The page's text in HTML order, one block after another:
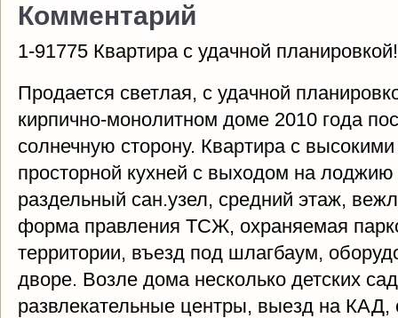
Комментарий
1-91775 Квартира с удачной планировкой!
Продается светлая, с удачной
кирпично-монолитном доме 2010 года
солнечную сторону. Квартира с
просторной кухней с выходом на
раздельный сан.узел, средний этаж,
форма правления ТСЖ, охраняемая
территории, въезд под шлагбаум,
дворе. Возле дома несколько детских
развлекательные центры, выезд на КАД,